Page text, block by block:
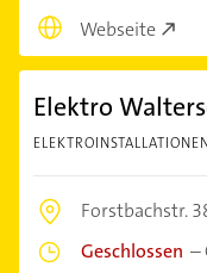
Webseite
Elektro
Forstbachstr.
Geschlossen –